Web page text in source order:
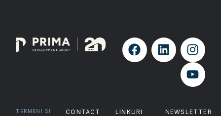
TERMENI SI
CONTACT
LINKURI
NEWSLETTER